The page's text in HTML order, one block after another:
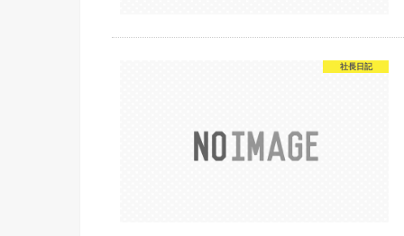
社長日記